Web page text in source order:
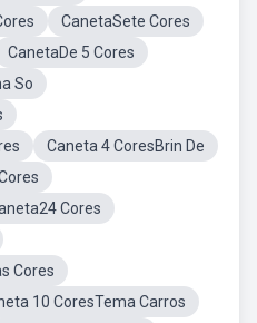
CanetaSete Cores
CanetaDe 5 Cores
So
Caneta 4 CoresBrin De
Cores
Cores
10 CoresTema Carros